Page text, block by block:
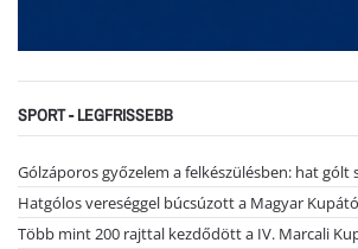
SPORT - LEGFRISSEBB
Gólzáporos győzelem a felkészülésben: hat gólt
Hatgólos vereséggel búcsúzott a Magyar
Több mint 200 rajttal kezdődött a IV. Marcali